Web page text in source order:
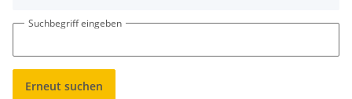
Suchbegriff eingeben
Erneut suchen